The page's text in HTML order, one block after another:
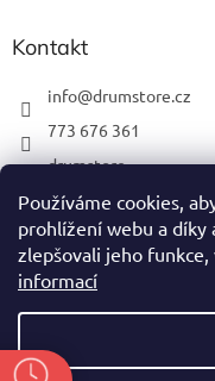
Používáme cookies,
prohlížení webu a díky
zlepšovali jeho
informací
Kontakt
info@drumstore.cz
773 676 361
drumstore
drumstore.cz
https://